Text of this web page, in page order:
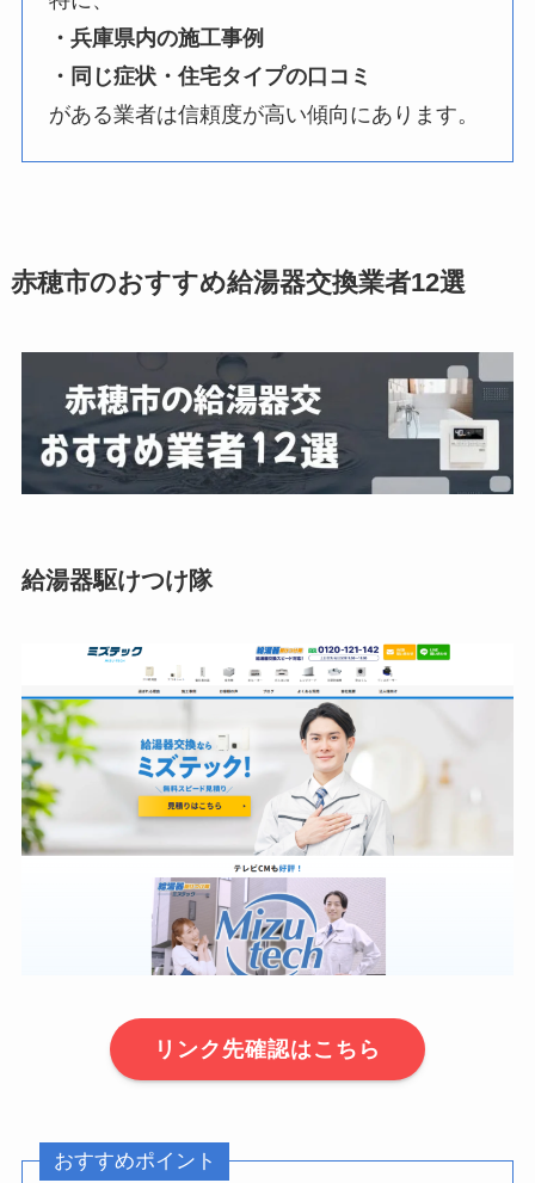
・兵庫県内の施工事例
・同じ症状・住宅タイプの口コミ
がある業者は信頼度が高い傾向にあります。
赤穂市のおすすめ給湯器交換業者12選
給湯器駆けつけ隊
リンク先確認はこちら
おすすめポイント